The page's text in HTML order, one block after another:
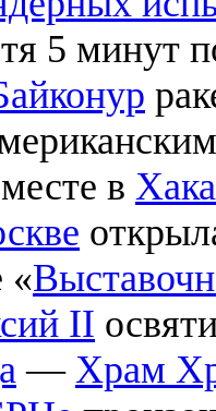
5 минут
в
«
II
— Храм